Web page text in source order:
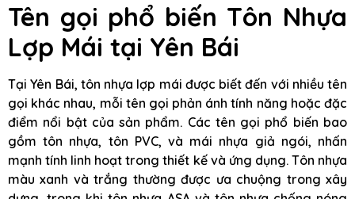
Tên gọi phổ biến Tôn Nhựa
Lợp Mái tại Yên Bái
Tại Yên Bái, tôn nhựa lợp mái được biết đến với nhiều tên
gọi khác nhau, mỗi tên gọi phản ánh tính năng hoặc đặc
điểm nổi bật của sản phẩm. Các tên gọi phổ biến bao
gồm tôn nhựa, tôn PVC, và mái nhựa giả ngói, nhấn
mạnh tính linh hoạt trong thiết kế và ứng dụng. Tôn nhựa
màu xanh và trắng thường được ưa chuộng trong xây